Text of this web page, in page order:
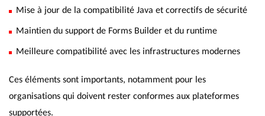
Mise à jour de la compatibilité Java et correctifs de sécurité
Maintien du support de Forms Builder et du runtime
Meilleure compatibilité avec les infrastructures modernes
Ces éléments sont importants, notamment pour les
organisations qui doivent rester conformes aux plateformes
supportées.